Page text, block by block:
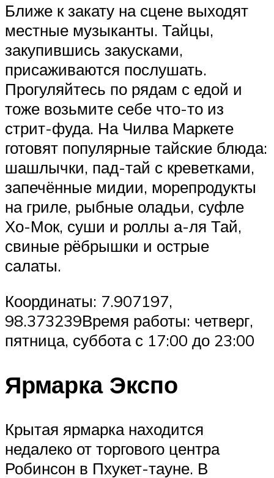
Ближе к закату на сцене выходят
местные музыканты. Тайцы,
закупившись закусками,
присаживаются послушать.
Прогуляйтесь по рядам с едой и
тоже возьмите себе что-то из
стрит-фуда. На Чилва Маркете
готовят популярные тайские блюда:
шашлычки, пад-тай с креветками,
запечённые мидии, морепродукты
на гриле, рыбные оладьи, суфле
Хо-Мок, суши и роллы а-ля Тай,
свиные рёбрышки и острые
салаты.
Координаты: 7.907197,
98.373239Время работы: четверг,
пятница, суббота с 17:00 до 23:00
Ярмарка Экспо
Крытая ярмарка находится
недалеко от торгового центра
Робинсон в Пхукет-тауне. В